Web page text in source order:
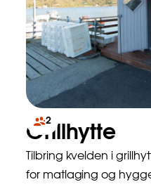
2
Grillhytte
Tilbring kvelden i
for matlaging og